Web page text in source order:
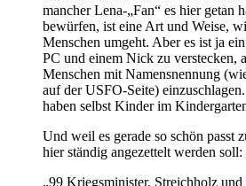
mancher Lena-„Fan“ es hier getan
bewürfen, ist eine Art und Weise,
Menschen umgeht. Aber es ist ja
PC und einem Nick zu verstecken,
Menschen mit Namensnennung
auf der USFO-Seite)
haben selbst Kinder im
Und weil es gerade so schön passt
hier ständig angezettelt werden soll:
„99 Kriegsminister, Streichholz